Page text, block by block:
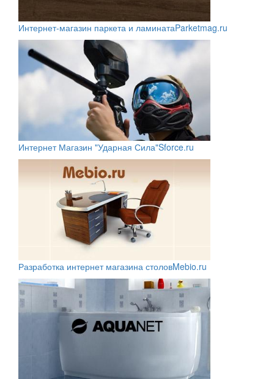
Интернет-магазин паркета и ламинатаParketmag.ru
Интернет Магазин "Ударная Сила"Sforce.ru
Разработка интернет магазина столовMebio.ru